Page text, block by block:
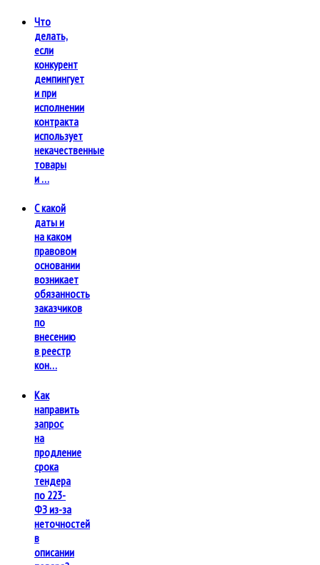
Что
делать,
если
конкурент
демпингует
и при
исполнении
контракта
использует
некачественные
товары
и …
С какой
даты и
на каком
правовом
основании
возникает
обязанность
заказчиков
по
внесению
в реестр
кон…
Как
направить
запрос
на
продление
срока
тендера
по 223-
ФЗ из-за
неточностей
в
описании